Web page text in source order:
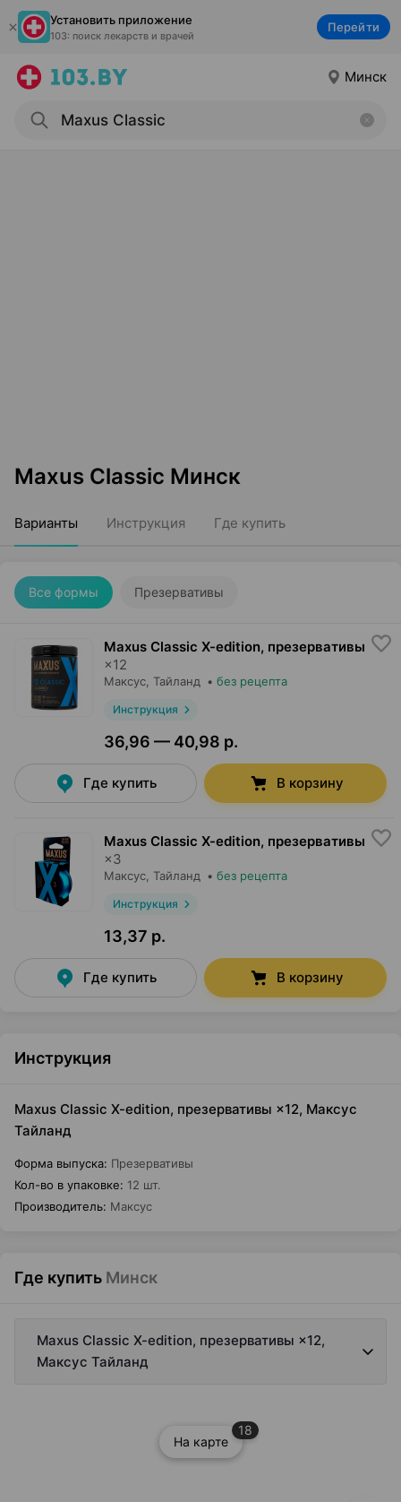
Установить приложение
103: поиск лекарств и врачей
Перейти
Минск
Maxus Classic Минск
Варианты Инструкция Где купить
Все формы Презервативы
Maxus Classic X-edition, презервативы
×12
Максус , Тайланд • без рецепта
Инструкция
36,96 — 40,98 р.
Где купить В корзину
Maxus Classic X-edition, презервативы
×3
Максус , Тайланд • без рецепта
Инструкция
13,37 р.
Где купить В корзину
Инструкция
Maxus Classic X-edition, презервативы ×12, Максус
Тайланд
Форма выпуска: Презервативы
Кол-во в упаковке: 12 шт.
Производитель: Максус
Где купить Минск
Maxus Classic X-edition, презервативы ×12,
Максус Тайланд
На карте
18